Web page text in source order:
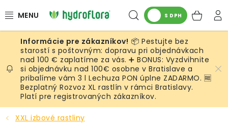
na
Hľadať
S DPH
RASTLINY
UMELÉ RASTLINY
KVETINÁČE
SUBSTRÁTY A PRÍSLUŠENSTVO
📦 Pestujte bez
starostí s poštovným: dopravu pri objednávkach
nad 100 € zaplatíme za vás. ➕ BONUS: Vyzdvihnite
si objednávku nad 100€ osobne v Bratislave a
pribalíme vám 3 l Lechuza PON úplne ZADARMO. 🆓
Bezplatný Rozvoz XL rastlín v rámci Bratislavy.
Platí pre registrovaných zákazníkov.
XXL izbové rastliny